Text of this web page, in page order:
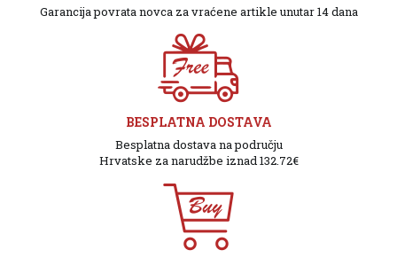
Garancija povrata novca za vraćene artikle unutar 14 dana
BESPLATNA DOSTAVA
Besplatna dostava na području
Hrvatske za narudžbe iznad 132.72€